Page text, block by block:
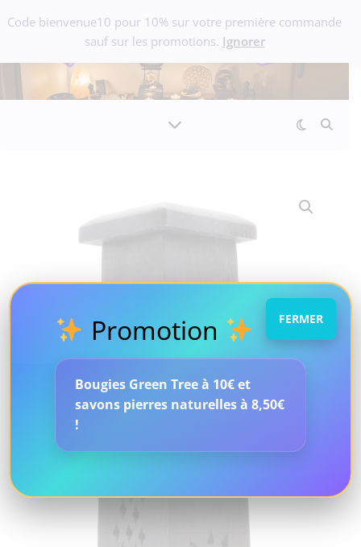
Code bienvenue10 pour 10% sur votre première commande
sauf sur les promotions. Ignorer
Promotion
Bougies Green Tree à 10€ et
savons pierres naturelles à 8,50€
!
FERMER